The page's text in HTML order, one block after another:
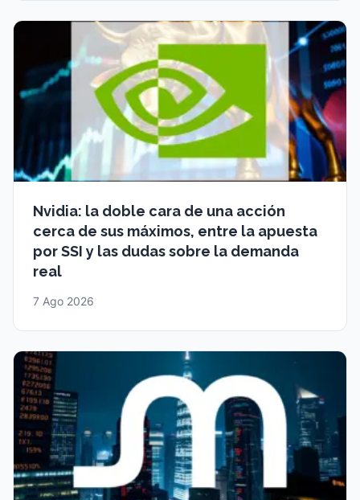
Nvidia: la doble cara de una acción
cerca de sus máximos, entre la apuesta
por SSI y las dudas sobre la demanda
real
7 Ago 2026